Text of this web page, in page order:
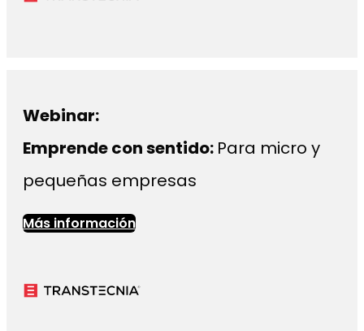
Webinar:
Emprende con sentido: Para micro y
pequeñas empresas
Más información